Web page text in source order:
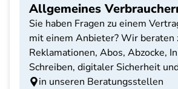
Allgemeines
Sie haben Fragen zu einem
mit einem Anbieter? Wir beraten
Reklamationen, Abos, Abzocke,
Schreiben, digitaler Sicherheit
in unseren Beratungsstellen